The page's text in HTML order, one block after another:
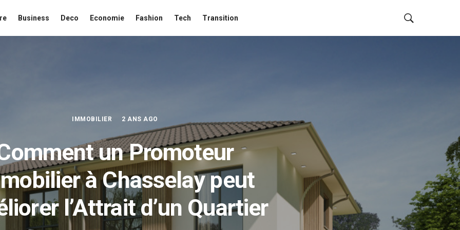
Business Deco Economie Fashion Tech Transition
IMMOBILIER 2 ANS AGO
un Promoteur
à Chasselay peut
l’Attrait d’un Quartier